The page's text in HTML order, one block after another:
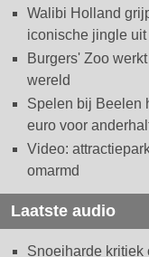
Walibi Holland
iconische jingle
Burgers' Zoo
wereld
Spelen bij Beelen
euro voor
Video:
omarmd
Laatste audio
Snoeiharde kritiek